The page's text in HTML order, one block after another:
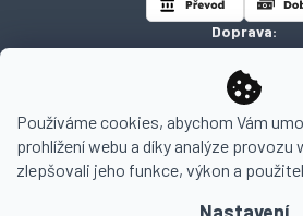
Používáme cookies, abychom Vám
prohlížení webu a díky analýze provozu
zlepšovali jeho funkce, výkon a
Doprava:
Copyright 2026AHOMI. Všechna